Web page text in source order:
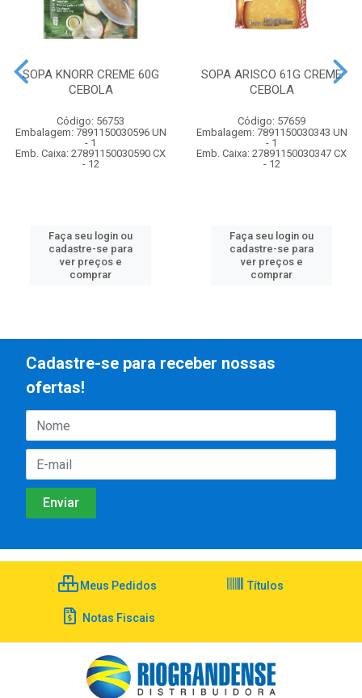
SOPA KNORR CREME 60G
CEBOLA
Código: 56753
Embalagem: 7891150030596 UN
- 1
Emb. Caixa: 27891150030590 CX
- 12
Faça seu login ou
cadastre-se para
ver preços e
comprar
SOPA ARISCO 61G CREME
CEBOLA
Código: 57659
Embalagem: 7891150030343 UN
- 1
Emb. Caixa: 27891150030347 CX
- 12
Faça seu login ou
cadastre-se para
ver preços e
comprar
Cadastre-se para receber nossas
ofertas!
Meus Pedidos Títulos
Notas Fiscais